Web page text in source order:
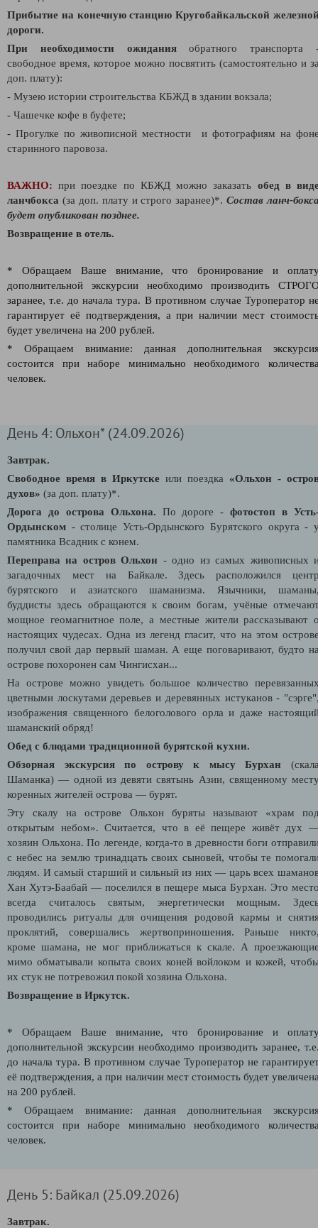
Прибытие на конечную станцию Кругобайкальской
дороги.
При необходимости ожиданияобратного транспорта
свободное время, которое можно посвятить (самостоятельно и
доп. плату):
- Музею истории строительства КБЖД в здании вокзала;
- Чашечке кофе в буфете;
- Прогулке по живописной местности и фотографиям на
старинного паровоза.
ВАЖНО: при поездке по КБЖД можно заказать обед в
ланчбокса (за доп. плату и строго заранее)*.Состав ланч-
будет опубликован позднее.
Возвращение в отель.
* Обращаем Ваше внимание, что бронирование и
дополнительной экскурсии необходимо производить
заранее, т.е. до начала тура. В противном случае Туроператор
гарантирует её подтверждения, а при наличии мест
будет увеличена на 200 рублей.
* Обращаем внимание: данная дополнительная
состоится при наборе минимально необходимого
человек.
День 4: Ольхон* (24.09.2026)
Завтрак.
Свободное время в Иркутске или поездка «Ольхон -
духов» (за доп. плату)*.
Дорога до острова Ольхона. По дороге -фотостоп в
Ордынском - столице Усть-Ордынского Бурятского округа -
памятника Всадник с конем.
Переправа на остров Ольхон - одно из самых живописных
загадочных мест на Байкале.Здесь расположился
бурятского и азиатского шаманизма. Язычники,
буддисты здесь обращаются к своим богам, учёные
мощное геомагнитное поле, а местные жители рассказывают
настоящих чудесах.Одна из легенд гласит, что на этом
получил свой дар первый шаман. А еще поговаривают, будто
острове похоронен сам Чингисхан...
На острове можно увидеть большое количество
цветными лоскутами деревьев и деревянных истуканов -
изображения священного белоголового орла и даже
шаманский обряд!
Обед с блюдами традиционной бурятской кухни.
Обзорная экскурсия по острову к мысу Бурхан
Шаманка) — одной из девяти святынь Азии, священному
коренных жителей острова — бурят.
Эту скалу на острове Ольхон буряты называют «храм
открытым небом». Считается, что в её пещере живёт дух
хозяин Ольхона. По легенде, когда-то в древности боги
с небес на землю тринадцать своих сыновей, чтобы те
людям. И самый старший и сильный из них — царь всех
Хан Хутэ-Баабай — поселился в пещере мыса Бурхан. Это
всегда считалось святым, энергетически мощным.
проводились ритуалы для очищения родовой кармы и
проклятий, совершались жертвоприношения. Раньше
кроме шамана, не мог приближаться к скале. А
мимо обматывали копыта своих коней войлоком и кожей,
их стук не потревожил покой хозяина Ольхона.
Возвращение в Иркутск.
* Обращаем Ваше внимание, что бронирование и
дополнительной экскурсии необходимо производить заранее,
до начала тура. В противном случае Туроператор не
её подтверждения, а при наличии мест стоимость будет
на 200 рублей.
* Обращаем внимание: данная дополнительная
состоится при наборе минимально необходимого
человек.
День 5: Байкал (25.09.2026)
Завтрак.